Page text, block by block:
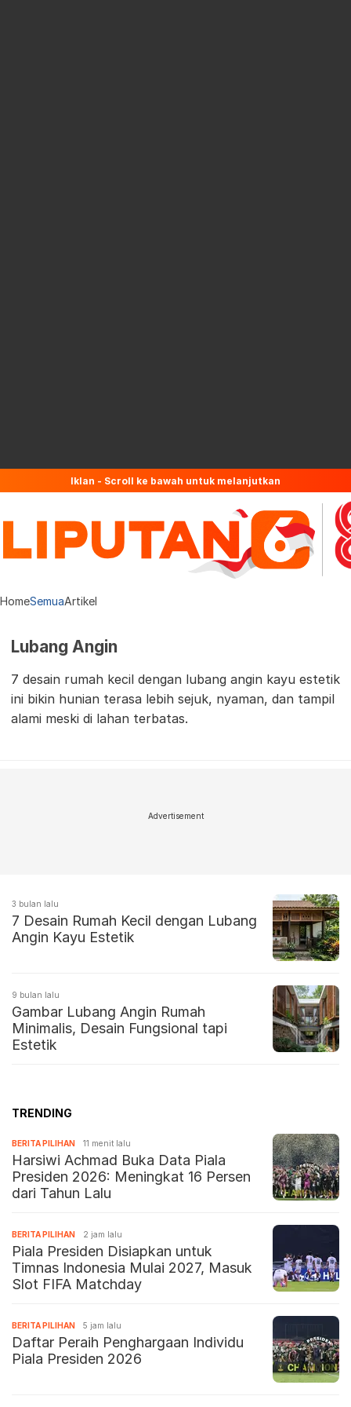
Iklan - Scroll ke bawah untuk melanjutkan
HomeSemuaArtikel
Lubang Angin
7 desain rumah kecil dengan lubang angin kayu estetik
ini bikin hunian terasa lebih sejuk, nyaman, dan tampil
alami meski di lahan terbatas.
Advertisement
3 bulan lalu
7 Desain Rumah Kecil dengan Lubang
Angin Kayu Estetik
9 bulan lalu
Gambar Lubang Angin Rumah
Minimalis, Desain Fungsional tapi
Estetik
TRENDING
BERITA PILIHAN 11 menit lalu
Harsiwi Achmad Buka Data Piala
Presiden 2026: Meningkat 16 Persen
dari Tahun Lalu
BERITA PILIHAN 2 jam lalu
Piala Presiden Disiapkan untuk
Timnas Indonesia Mulai 2027, Masuk
Slot FIFA Matchday
BERITA PILIHAN 5 jam lalu
Daftar Peraih Penghargaan Individu
Piala Presiden 2026